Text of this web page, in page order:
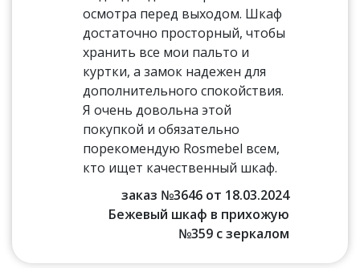
осмотра перед выходом. Шкаф
достаточно просторный, чтобы
хранить все мои пальто и
куртки, а замок надежен для
дополнительного спокойствия.
Я очень довольна этой
покупкой и обязательно
порекомендую Rosmebel всем,
кто ищет качественный шкаф.
заказ №3646 от 18.03.2024
Бежевый шкаф в прихожую
№359 с зеркалом